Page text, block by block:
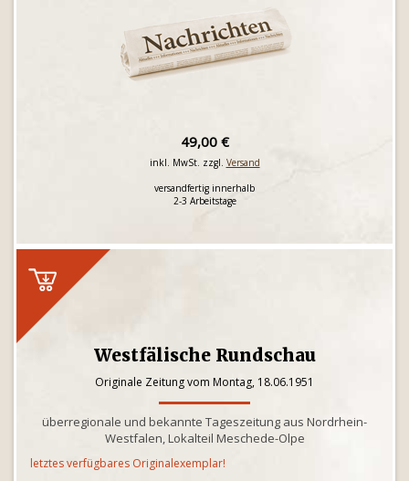
49,00 €
inkl. MwSt. zzgl. Versand
versandfertig innerhalb
2-3 Arbeitstage
Westfälische Rundschau
Originale Zeitung vom Montag, 18.06.1951
überregionale und bekannte Tageszeitung aus Nordrhein-
Westfalen, Lokalteil Meschede-Olpe
letztes verfügbares Originalexemplar!